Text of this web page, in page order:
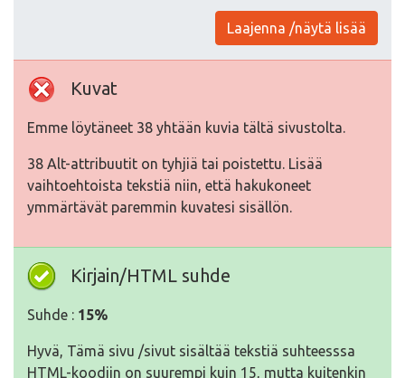
Laajenna /näytä lisää
Kuvat
Emme löytäneet 38 yhtään kuvia tältä sivustolta.
38 Alt-attribuutit on tyhjiä tai poistettu. Lisää
vaihtoehtoista tekstiä niin, että hakukoneet
ymmärtävät paremmin kuvatesi sisällön.
Kirjain/HTML suhde
Suhde : 15%
Hyvä, Tämä sivu /sivut sisältää tekstiä suhteesssa
HTML-koodiin on suurempi kuin 15, mutta kuitenkin